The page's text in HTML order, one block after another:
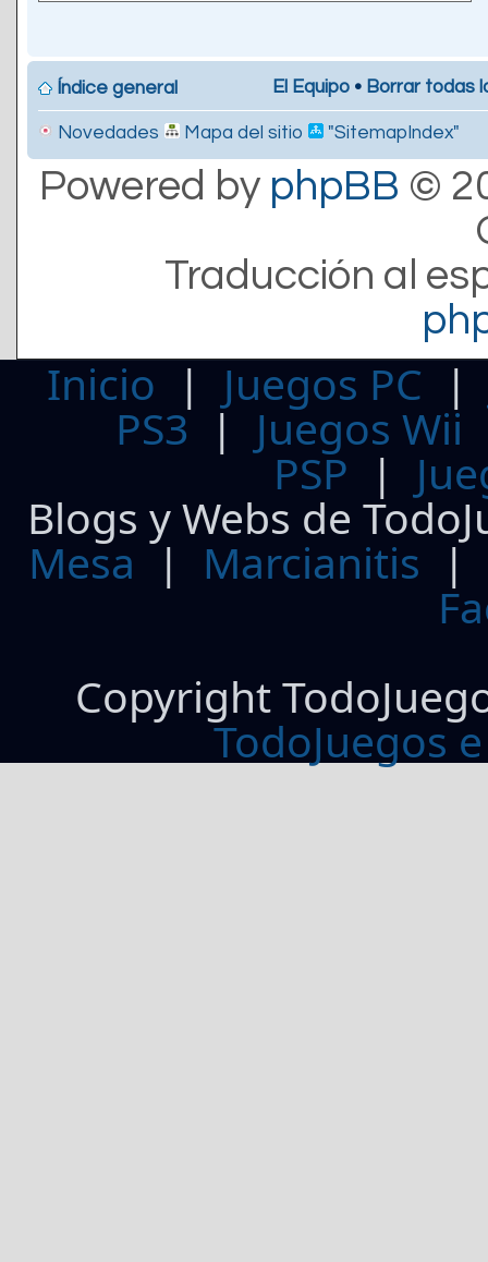
Índice general El Equipo • Borrar todas
Novedades Mapa del sitio "SitemapIndex"
Powered by phpBB ©
Traducción al
Inicio | Juegos PC
PS3| Juegos Wii
PSP |
Blogs y Webs de
Mesa | Marcianitis |
Copyright
TodoJuegos